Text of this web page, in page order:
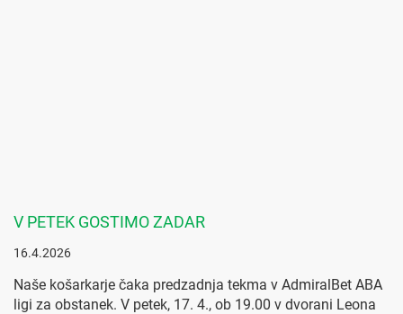
V PETEK GOSTIMO ZADAR
16.4.2026
Naše košarkarje čaka predzadnja tekma v AdmiralBet ABA
ligi za obstanek. V petek, 17. 4., ob 19.00 v dvorani Leona